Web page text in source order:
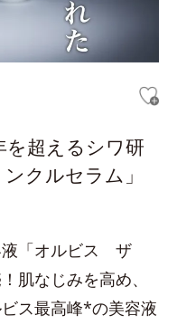
を超えるシワ研
クルセラム」
液「オルビス ザ
肌なじみを高め、
ス最高峰*の美容液